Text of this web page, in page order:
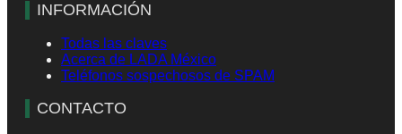
INFORMACIÓN
Todas las claves
Acerca de LADA México
Teléfonos sospechosos de SPAM
CONTACTO